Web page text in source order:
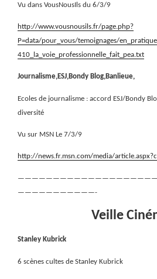
Vu dans VousNousIls du 6/3/9
http://www.vousnousils.fr/page.php?
P=data/pour_vous/temoignages/
410_la_voie_professionnelle_fait_pea.txt
Journalisme,ESJ,Bondy Blog,Banlieue,
Ecoles de journalisme : accord ESJ/Bondy
diversité
Vu sur MSN Le 7/3/9
http://news.fr.msn.com/media/
———————————-
Veille
Stanley Kubrick
6 scènes cultes de Stanley Kubrick